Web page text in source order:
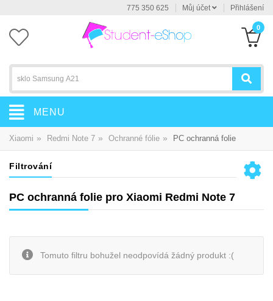
775 350 625 Můj účet Přihlášení
0
MENU
Xiaomi » Redmi Note 7 » Ochranné fólie » PC ochranná folie
Filtrování
PC ochranná folie pro Xiaomi Redmi Note 7
Tomuto filtru bohužel neodpovídá žádný produkt :(